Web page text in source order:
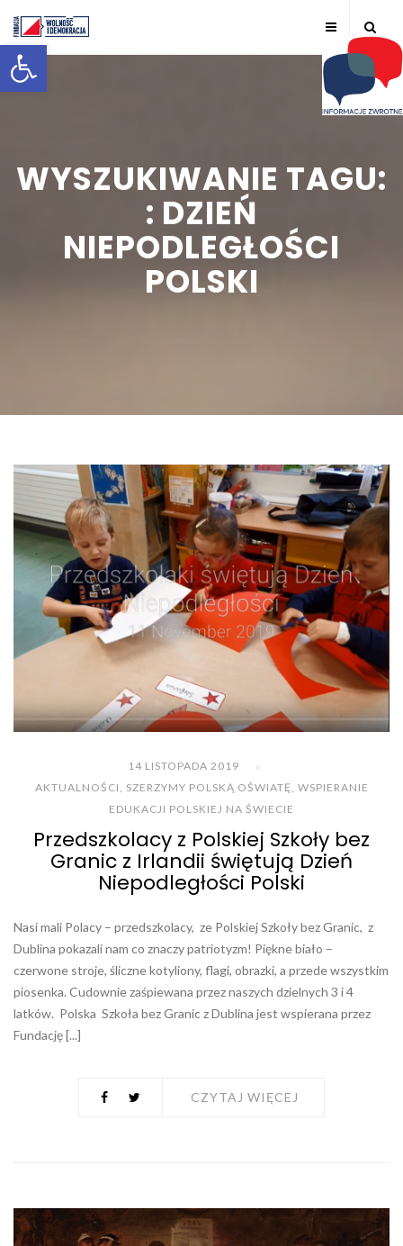
Otwórz pasek narzędzi
WYSZUKIWANIE TAGU:
: DZIEŃ
NIEPODLEGŁOŚCI
POLSKI
14 LISTOPADA 2019
AKTUALNOŚCI, SZERZYMY POLSKĄ OŚWIATĘ, WSPIERANIE
EDUKACJI POLSKIEJ NA ŚWIECIE
Przedszkolacy z Polskiej Szkoły bez
Granic z Irlandii świętują Dzień
Niepodległości Polski
Nasi mali Polacy – przedszkolacy, ze Polskiej Szkoły bez Granic, z
Dublina pokazali nam co znaczy patriotyzm! Piękne biało –
czerwone stroje, śliczne kotyliony, flagi, obrazki, a przede wszystkim
piosenka. Cudownie zaśpiewana przez naszych dzielnych 3 i 4
latków. Polska Szkoła bez Granic z Dublina jest wspierana przez
Fundację [...]
CZYTAJ WIĘCEJ